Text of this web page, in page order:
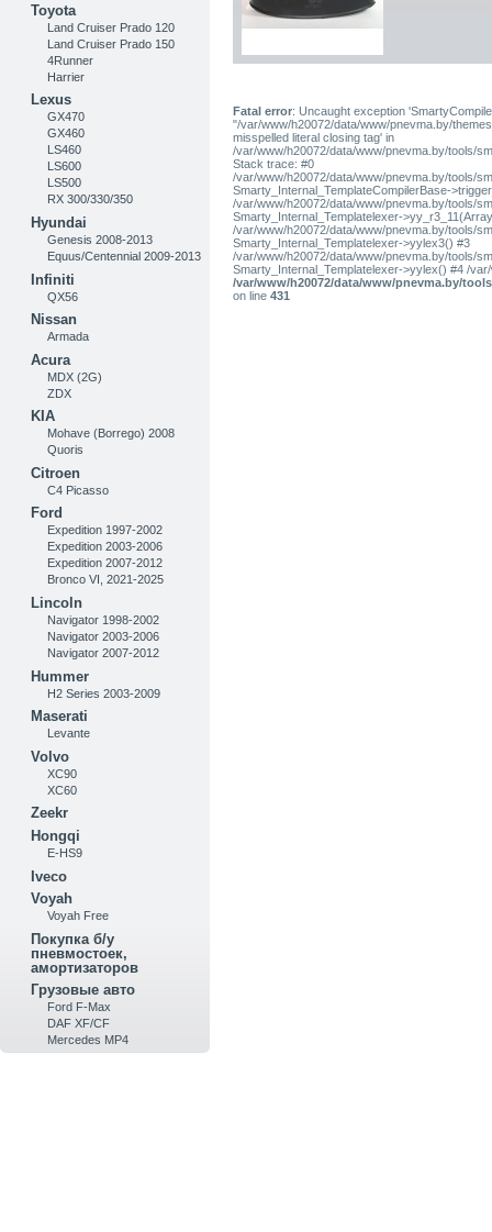
Toyota
Land Cruiser Prado 120
Land Cruiser Prado 150
4Runner
Harrier
Lexus
GX470
GX460
LS460
LS600
LS500
RX 300/330/350
Hyundai
Genesis 2008-2013
Equus/Centennial 2009-2013
Infiniti
QX56
Nissan
Armada
Acura
MDX (2G)
ZDX
KIA
Mohave (Borrego) 2008
Quoris
Citroen
C4 Picasso
Ford
Expedition 1997-2002
Expedition 2003-2006
Expedition 2007-2012
Bronco VI, 2021-2025
Lincoln
Navigator 1998-2002
Navigator 2003-2006
Navigator 2007-2012
Hummer
H2 Series 2003-2009
Maserati
Levante
Volvo
XC90
XC60
Zeekr
Hongqi
E-HS9
Iveco
Voyah
Voyah Free
Покупка б/у
пневмостоек,
амортизаторов
Грузовые авто
Ford F-Max
DAF XF/CF
Mercedes MP4
Fatal error: Uncaught exception
"/var/www/h20072/data/www/pnevma.by/
misspelled literal closing tag' in
/var/www/h20072/data/www/pnevma.by/tools/
Stack trace: #0
/var/www/h20072/data/www/pnevma.by/tools/
Smarty_Internal_TemplateCompilerBase-
/var/www/h20072/data/www/pnevma.by/tools/
Smarty_Internal_Templatelexer-
/var/www/h20072/data/www/pnevma.by/tools/
Smarty_Internal_Templatelexer->yylex3() #3
/var/www/h20072/data/www/pnevma.by/tools/
Smarty_Internal_Templatelexer->yylex() #4 /
/var/www/h20072/data/www/pnevma.by/
on line 431